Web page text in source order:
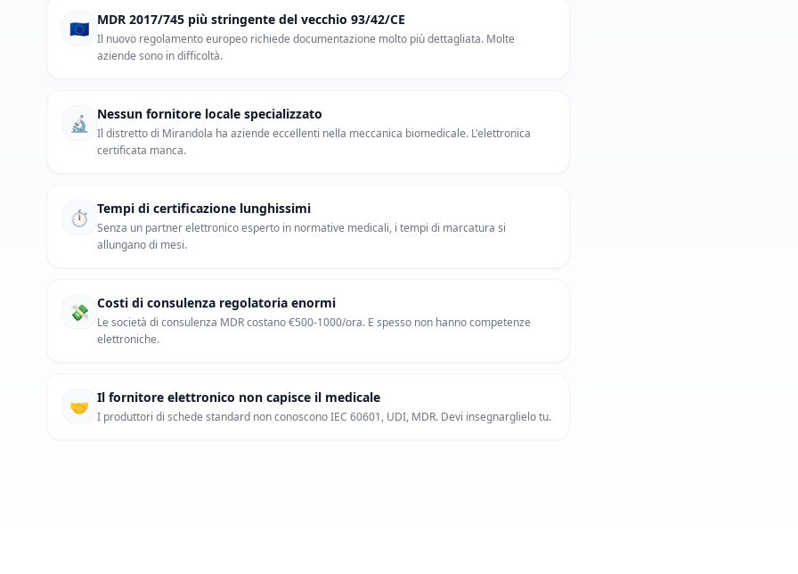
🇪🇺 MDR 2017/745 più stringente del vecchio 93/42/CE
Il nuovo regolamento europeo richiede documentazione molto più dettagliata. Molte
aziende sono in difficoltà.
🔬 Nessun fornitore locale specializzato
Il distretto di Mirandola ha aziende eccellenti nella meccanica biomedicale. L'elettronica
certificata manca.
⏱️ Tempi di certificazione lunghissimi
Senza un partner elettronico esperto in normative medicali, i tempi di marcatura si
allungano di mesi.
💸 Costi di consulenza regolatoria enormi
Le società di consulenza MDR costano €500-1000/ora. E spesso non hanno competenze
elettroniche.
🤝 Il fornitore elettronico non capisce il medicale
I produttori di schede standard non conoscono IEC 60601, UDI, MDR. Devi insegnarglielo tu.